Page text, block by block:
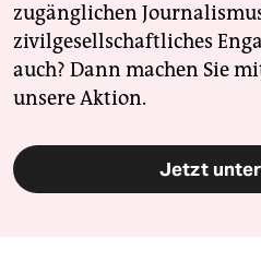
zugänglichen
zivilgesellschaftliches
auch? Dann machen Sie
unsere Aktion.
Jetzt